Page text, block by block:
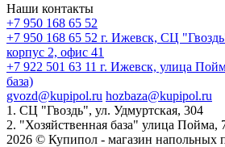
Наши контакты
+7 950 168 65 52
+7 950 168 65 52 г. Ижевск, СЦ
корпус 2, офис 41
+7 922 501 63 11 г. Ижевск, улица
база)
gvozd@kupipol.ru hozbaza@kupipol.ru
1. СЦ "Гвоздь", ул. Удмуртская, 304
2. "Хозяйственная база" улица Пойма,
2026 © Купипол - магазин напольных